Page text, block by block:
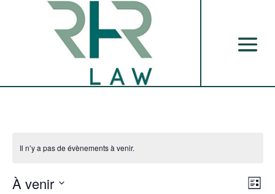
Il n’y a pas de évènements à venir.
Liste
À venir